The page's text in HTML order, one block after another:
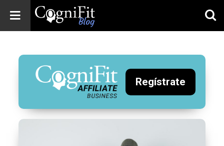
Blog: Brain
Health
News
Brain Training,
Mental Health, and
Wellness
Regístrate